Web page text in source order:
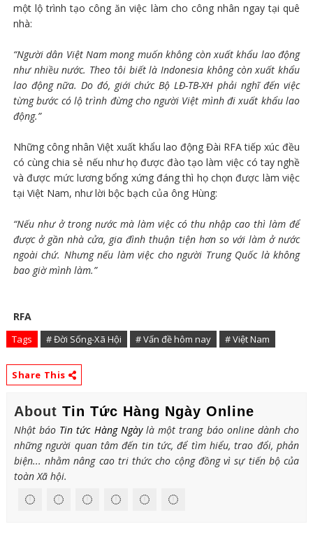
một lộ trình tạo công ăn việc làm cho công nhân ngay tại quê
nhà:
“Người dân Việt Nam mong muốn không còn xuất khẩu lao động
như nhiều nước. Theo tôi biết là Indonesia không còn xuất khẩu
lao động nữa. Do đó, giới chức Bộ LĐ-TB-XH phải nghĩ đến việc
từng bước có lộ trình đừng cho người Việt mình đi xuất khẩu lao
động.”
Những công nhân Việt xuất khẩu lao động Đài RFA tiếp xúc đều
có cùng chia sẻ nếu như họ được đào tạo làm việc có tay nghề
và được mức lương bổng xứng đáng thì họ chọn được làm việc
tại Việt Nam, như lời bộc bạch của ông Hùng:
“Nếu như ở trong nước mà làm việc có thu nhập cao thì làm để
được ở gần nhà cửa, gia đình thuận tiện hơn so với làm ở nước
ngoài chứ. Nhưng nếu làm việc cho người Trung Quốc là không
bao giờ mình làm.”
RFA
Tags # Đời Sống-Xã Hội # Vấn đề hôm nay # Việt Nam
Share This
About Tin Tức Hàng Ngày Online
Nhật báo Tin tức Hàng Ngàylà một trang báo online dành cho
những người quan tâm đến tin tức, để tìm hiểu, trao đổi, phản
biện... nhằm nâng cao tri thức cho cộng đồng vì sự tiến bộ của
toàn Xã hội.